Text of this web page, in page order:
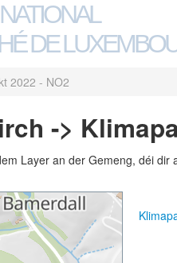
DE
2022 - NO2
->
Layer an der Gemeng, déi